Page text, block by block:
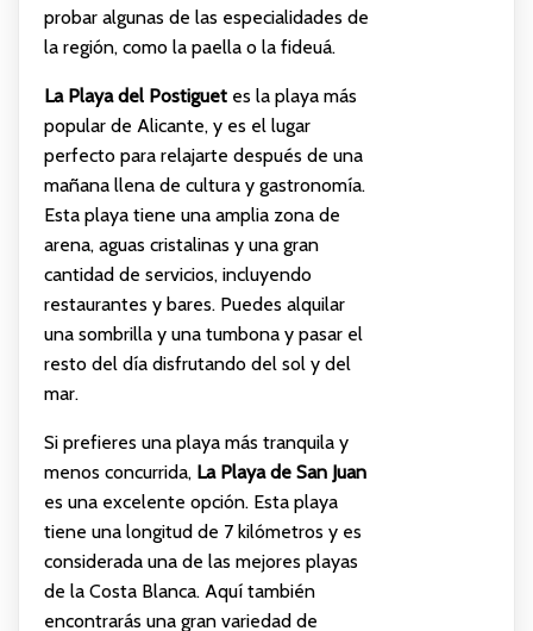
probar algunas de las especialidades de
la región, como la paella o la fideuá.
La Playa del Postiguetes la playa más
popular de Alicante, y es el lugar
perfecto para relajarte después de una
mañana llena de cultura y gastronomía.
Esta playa tiene una amplia zona de
arena, aguas cristalinas y una gran
cantidad de servicios, incluyendo
restaurantes y bares. Puedes alquilar
una sombrilla y una tumbona y pasar el
resto del día disfrutando del sol y del
mar.
Si prefieres una playa más tranquila y
menos concurrida, La Playa de San Juan
es una excelente opción. Esta playa
tiene una longitud de 7 kilómetros y es
considerada una de las mejores playas
de la Costa Blanca. Aquí también
encontrarás una gran variedad de